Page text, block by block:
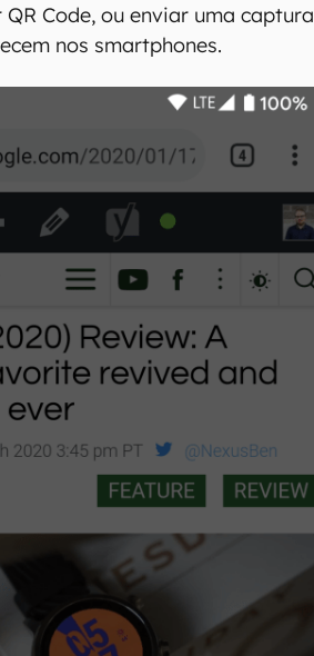
Code, ou enviar uma captura
nos smartphones.